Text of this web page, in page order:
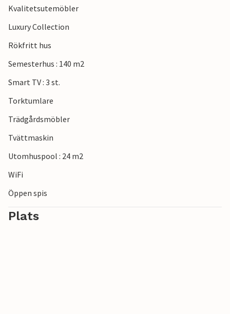
Kvalitetsutemöbler
Luxury Collection
Rökfritt hus
Semesterhus : 140 m2
Smart TV : 3 st.
Torktumlare
Trädgårdsmöbler
Tvättmaskin
Utomhuspool : 24 m2
WiFi
Öppen spis
Plats